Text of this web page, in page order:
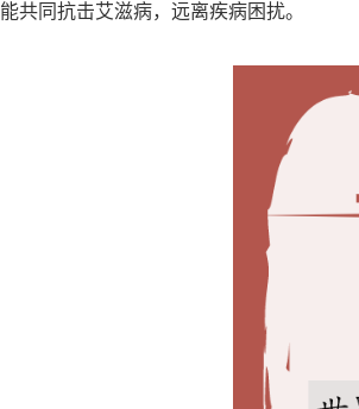
能共同抗击艾滋病，远离疾病困扰。